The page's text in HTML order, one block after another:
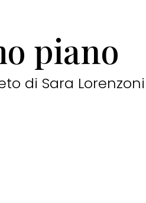
piano
di Sara Lorenzoni